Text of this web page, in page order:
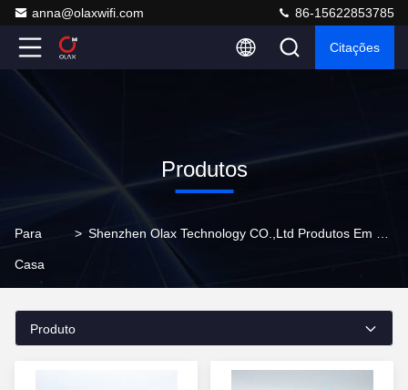
anna@olaxwifi.com 86-15622853785
Citações
Produtos
Para
Casa
>
Produto